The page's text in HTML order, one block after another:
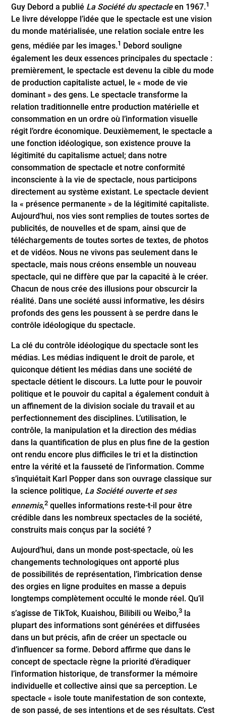
Guy Debord a publié La Société du spectacleen 1967.1
Le livre développe l’idée que le spectacle est une vision
du monde matérialisée, une relation sociale entre les
gens, médiée par les images.1 Debord souligne
également les deux essences principales du spectacle :
premièrement, le spectacle est devenu la cible du mode
de production capitaliste actuel, le « mode de vie
dominant » des gens. Le spectacle transforme la
relation traditionnelle entre production matérielle et
consommation en un ordre où l’information visuelle
régit l’ordre économique. Deuxièmement, le spectacle a
une fonction idéologique, son existence prouve la
légitimité du capitalisme actuel; dans notre
consommation de spectacle et notre conformité
inconsciente à la vie de spectacle, nous participons
directement au système existant. Le spectacle devient
la « présence permanente » de la légitimité capitaliste.
Aujourd’hui, nos vies sont remplies de toutes sortes de
publicités, de nouvelles et de spam, ainsi que de
téléchargements de toutes sortes de textes, de photos
et de vidéos. Nous ne vivons pas seulement dans le
spectacle, mais nous créons ensemble un nouveau
spectacle, qui ne diffère que par la capacité à le créer.
Chacun de nous crée des illusions pour obscurcir la
réalité. Dans une société aussi informative, les désirs
profonds des gens les poussent à se perdre dans le
contrôle idéologique du spectacle.
La clé du contrôle idéologique du spectacle sont les
médias. Les médias indiquent le droit de parole, et
quiconque détient les médias dans une société de
spectacle détient le discours. La lutte pour le pouvoir
politique et le pouvoir du capital a également conduit à
un affinement de la division sociale du travail et au
perfectionnement des disciplines. L’utilisation, le
contrôle, la manipulation et la direction des médias
dans la quantification de plus en plus fine de la gestion
ont rendu encore plus difficiles le tri et la distinction
entre la vérité et la fausseté de l’information. Comme
s’inquiétait Karl Popper dans son ouvrage classique sur
la science politique, La Société ouverte et ses
ennemis,2 quelles informations reste-t-il pour être
crédible dans les nombreux spectacles de la société,
construits mais conçus par la société ?
Aujourd’hui, dans un monde post-spectacle, où les
changements technologiques ont apporté plus
de possibilités de représentation, l’imbrication dense
des orgies en ligne produites en masse a depuis
longtemps complètement occulté le monde réel. Qu’il
s’agisse de TikTok, Kuaishou, Bilibili ou Weibo,3 la
plupart des informations sont générées et diffusées
dans un but précis, afin de créer un spectacle ou
d’influencer sa forme. Debord affirme que dans le
concept de spectacle règne la priorité d’éradiquer
l’information historique, de transformer la mémoire
individuelle et collective ainsi que sa perception. Le
spectacle « isole toute manifestation de son contexte,
de son passé, de ses intentions et de ses résultats. C’est